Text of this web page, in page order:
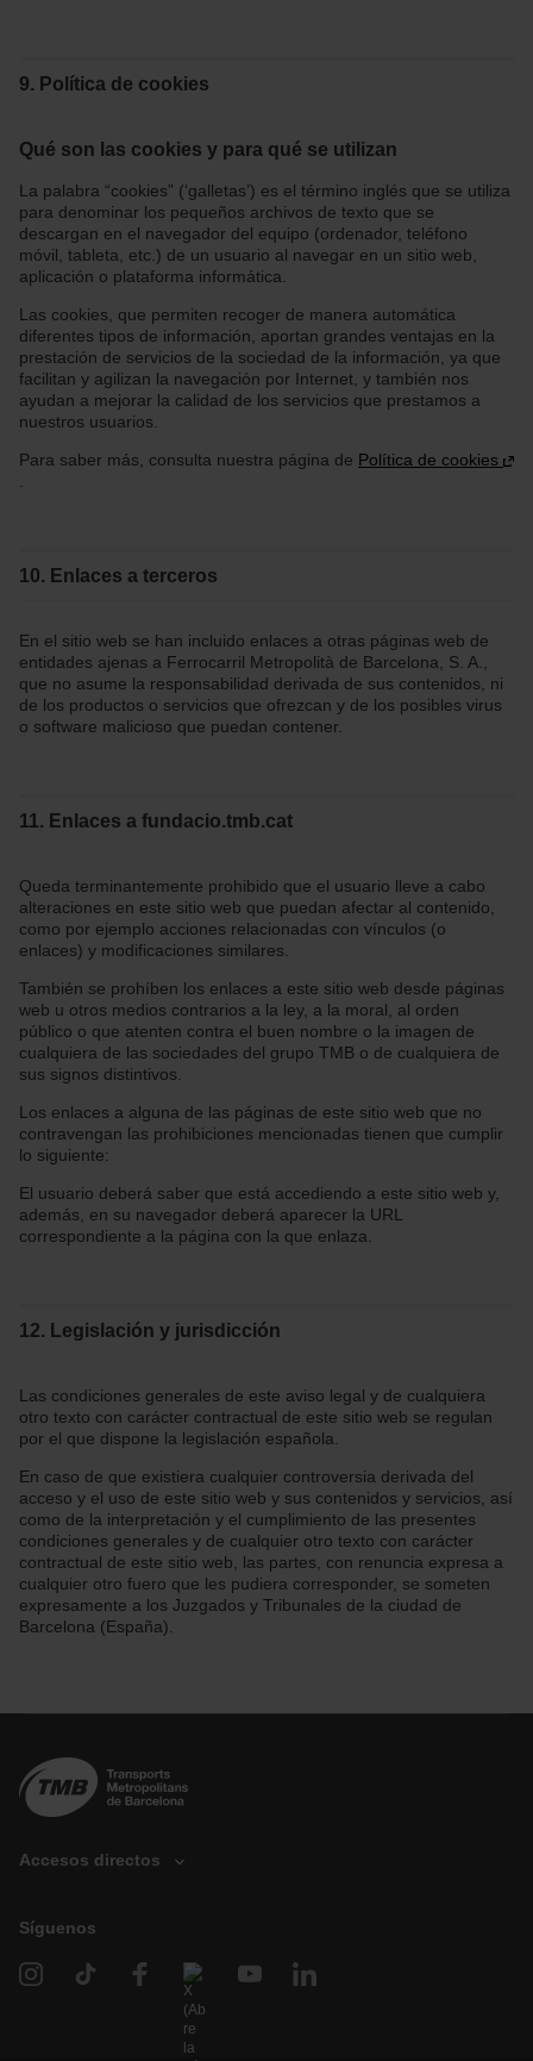
9. Política de cookies
Qué son las cookies y para qué se utilizan
La palabra “cookies” (‘galletas’) es el término inglés que se utiliza
para denominar los pequeños archivos de texto que se
descargan en el navegador del equipo (ordenador, teléfono
móvil, tableta, etc.) de un usuario al navegar en un sitio web,
aplicación o plataforma informática.
Las cookies, que permiten recoger de manera automática
diferentes tipos de información, aportan grandes ventajas en la
prestación de servicios de la sociedad de la información, ya que
facilitan y agilizan la navegación por Internet, y también nos
ayudan a mejorar la calidad de los servicios que prestamos a
nuestros usuarios.
Para saber más, consulta nuestra página de Política de cookies
.
10. Enlaces a terceros
En el sitio web se han incluido enlaces a otras páginas web de
entidades ajenas a Ferrocarril Metropolità de Barcelona, S. A.,
que no asume la responsabilidad derivada de sus contenidos, ni
de los productos o servicios que ofrezcan y de los posibles virus
o software malicioso que puedan contener.
11. Enlaces a fundacio.tmb.cat
Queda terminantemente prohibido que el usuario lleve a cabo
alteraciones en este sitio web que puedan afectar al contenido,
como por ejemplo acciones relacionadas con vínculos (o
enlaces) y modificaciones similares.
También se prohíben los enlaces a este sitio web desde páginas
web u otros medios contrarios a la ley, a la moral, al orden
público o que atenten contra el buen nombre o la imagen de
cualquiera de las sociedades del grupo TMB o de cualquiera de
sus signos distintivos.
Los enlaces a alguna de las páginas de este sitio web que no
contravengan las prohibiciones mencionadas tienen que cumplir
lo siguiente:
El usuario deberá saber que está accediendo a este sitio web y,
además, en su navegador deberá aparecer la URL
correspondiente a la página con la que enlaza.
12. Legislación y jurisdicción
Las condiciones generales de este aviso legal y de cualquiera
otro texto con carácter contractual de este sitio web se regulan
por el que dispone la legislación española.
En caso de que existiera cualquier controversia derivada del
acceso y el uso de este sitio web y sus contenidos y servicios, así
como de la interpretación y el cumplimiento de las presentes
condiciones generales y de cualquier otro texto con carácter
contractual de este sitio web, las partes, con renuncia expresa a
cualquier otro fuero que les pudiera corresponder, se someten
expresamente a los Juzgados y Tribunales de la ciudad de
Barcelona (España).
Accesos directos
D
n
Síguenos